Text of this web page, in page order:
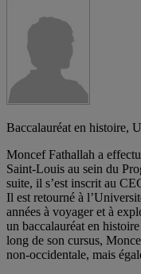
Baccalauréat en histoire,
Moncef Fathallah a
Saint-Louis au sein du
suite, il s’est inscrit au
Il est retourné à
années à voyager et à
un baccalauréat en
long de son cursus,
non-occidentale, mais